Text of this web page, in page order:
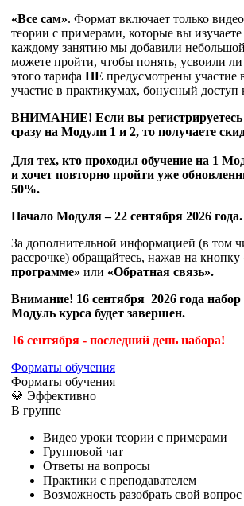
«Все сам». Формат включает только
теории с примерами, которые вы
каждому занятию мы добавили
можете пройти, чтобы понять, усвоили
этого тарифа НЕ предусмотрены участие
участие в практикумах, бонусный доступ
ВНИМАНИЕ! Если вы регистрируетесь
сразу на Модули 1 и 2, то получаете
Для тех, кто проходил обучение на 1
и хочет повторно пройти уже
50%.
Начало Модуля – 22 сентября 2026 года.
За дополнительной информацией (в том
рассрочке) обращайтесь, нажав на кнопку
программе» или «Обратная связь».
Внимание! 16 сентября 2026 года набор
Модуль курса будет завершен.
16 сентября - последний день набора!
Форматы обучения
Форматы обучения
💎 Эффективно
В группе
Видео уроки теории с примерами
Групповой чат
Ответы на вопросы
Практики с преподавателем
Возможность разобрать свой